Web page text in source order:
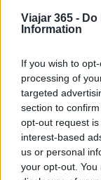
Viajar 365 - Do
Information
If you wish to
processing of
targeted
section to
opt-out request
interest-based
us or personal
your opt-out.
retorno de la
crecimiento.
captar la
asegurando
que también
aéreo global.
desarrolla
cielos?